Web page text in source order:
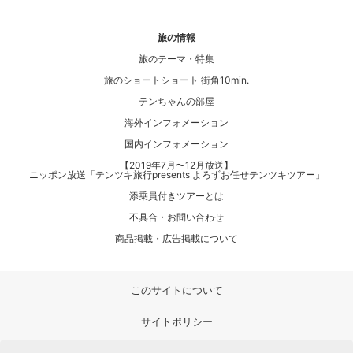
旅の情報
旅のテーマ・特集
旅のショートショート 街角10min.
テンちゃんの部屋
海外インフォメーション
国内インフォメーション
【2019年7月〜12月放送】
ニッポン放送「テンツキ旅行presents よろずお任せテンツキツアー」
添乗員付きツアーとは
不具合・お問い合わせ
商品掲載・広告掲載について
このサイトについて
サイトポリシー